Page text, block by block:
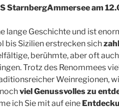
StarnbergAmmersee am
lange Geschichte und ist
bis Sizilien erstrecken sich
berühmte, aber oft
Trotz des Renommees
Weinregionen,
viel Genussvolles zu
ich Sie mit auf eine